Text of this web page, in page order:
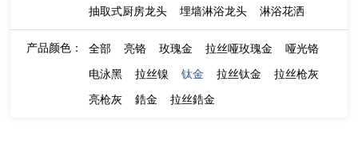
抽取式厨房龙头
埋墙淋浴龙头 淋浴花洒
产品颜色： 全部 亮铬 玫瑰金 拉丝哑玫瑰金
哑光铬
电泳黑
拉丝镍 钛金 拉丝钛金
拉丝枪灰
亮枪灰
鋯金 拉丝鋯金